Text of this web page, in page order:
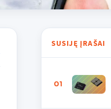
SUSIJĘ ĮRAŠAI
01